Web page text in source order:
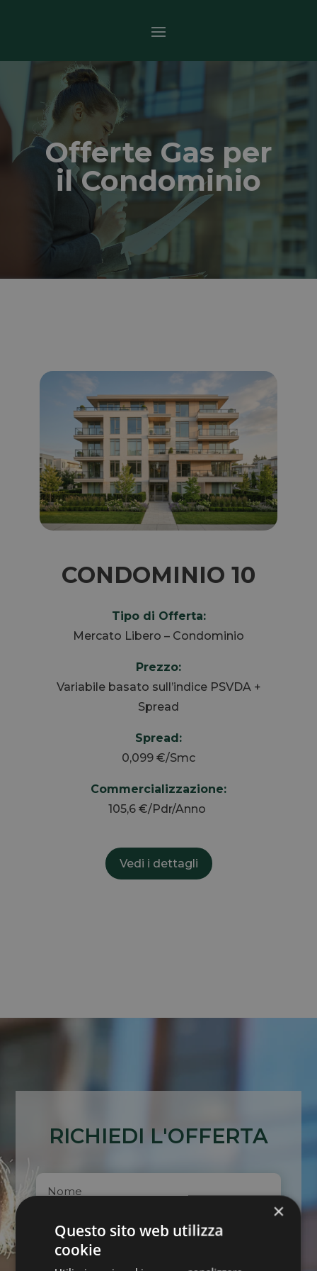
Offerte Gas per
il Condominio
CONDOMINIO 10
Tipo di Offerta:
Mercato Libero – Condominio
Prezzo:
Variabile basato sull’indice PSVDA +
Spread
Spread:
0,099 €/Smc
Commercializzazione:
105,6 €/Pdr/Anno
Vedi i dettagli
RICHIEDI L'OFFERTA
×
Questo sito web utilizza
cookie